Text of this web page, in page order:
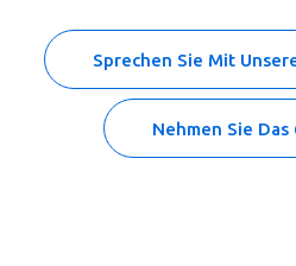
Sprechen Sie Mit
Nehmen Sie Das